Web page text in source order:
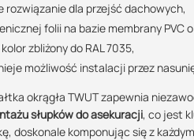
dla przejść dachowych,
folii na bazie membrany PVC
zbliżony do RAL 7035,
możliwość instalacji przez
okrągła TWUT zapewnia
słupków do asekuracji, co jest
doskonale komponując się z